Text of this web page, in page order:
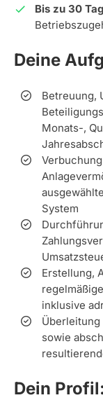
Bis zu 30
Deine
Betreuung,
Monats-,
System
Erstellung,
inklusive
Überleitung
sowie
Dein Profil: